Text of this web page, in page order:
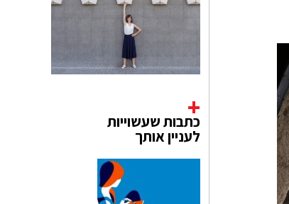
כתבות שעשוייות
לעניין אותך